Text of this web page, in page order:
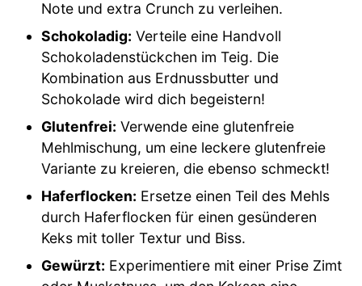
Note und extra Crunch zu verleihen.
Schokoladig: Verteile eine Handvoll
Schokoladenstückchen im Teig. Die
Kombination aus Erdnussbutter und
Schokolade wird dich begeistern!
Glutenfrei: Verwende eine glutenfreie
Mehlmischung, um eine leckere glutenfreie
Variante zu kreieren, die ebenso schmeckt!
Haferflocken: Ersetze einen Teil des Mehls
durch Haferflocken für einen gesünderen
Keks mit toller Textur und Biss.
Gewürzt: Experimentiere mit einer Prise Zimt